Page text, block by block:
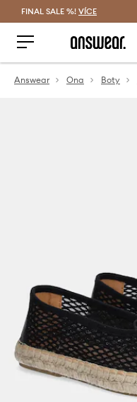
FINAL SALE %! VÍCE
Answear Ona Boty